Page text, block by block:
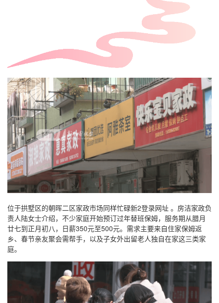
位于拱墅区的朝晖二区家政市场同样忙碌新2登录网址 。房洁家政负
责人陆女士介绍，不少家庭开始预订过年替班保姆，服务期从腊月
廿七到正月初八，日薪350元至500元。需求主要来自住家保姆返
乡、春节亲友聚会需帮手，以及子女外出留老人独自在家这三类家
庭。